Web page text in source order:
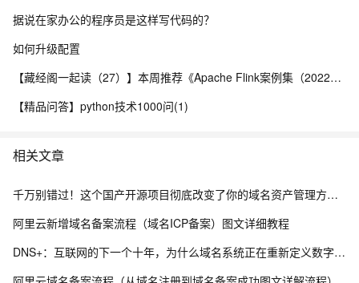
据说在家办公的程序员是这样写代码的？
如何升级配置
【藏经阁一起读（27）】本周推荐《Apache Flink案例集（2022版）》，你有哪些心得？
【精品问答】python技术1000问(1)
相关文章
千万别错过！这个国产开源项目彻底改变了你的域名资产管理方式，收藏它相当于多一个安全专家！
阿里云新增域名备案流程（域名ICP备案）图文详细教程
DNS+：互联网的下一个十年，为什么域名系统正在重新定义数字生态？ ——解读《“DNS+”发展白皮书（2023）》